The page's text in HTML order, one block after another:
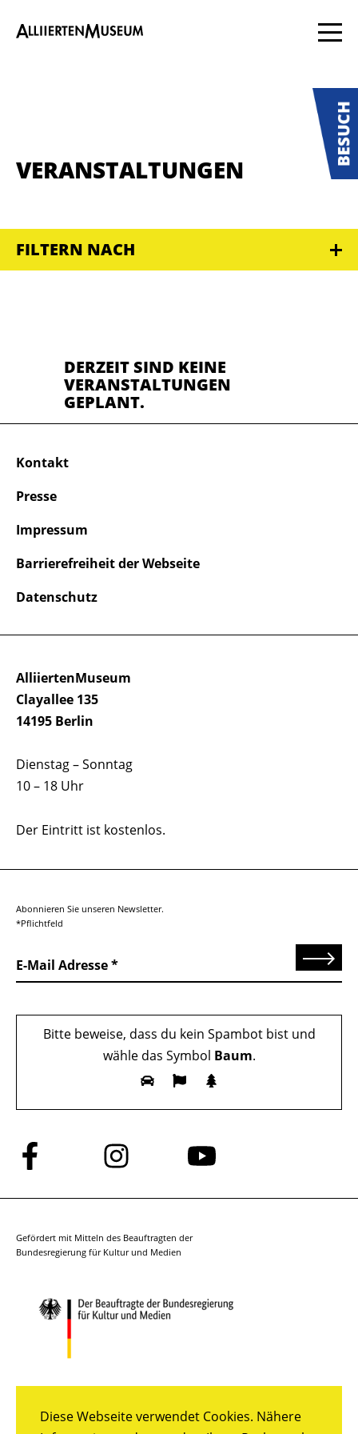
Diese Webseite verwendet Cookies. Nähere
VERANSTALTUNGEN
FILTERN NACH
DERZEIT SIND KEINE
VERANSTALTUNGEN
GEPLANT.
AlliiertenMuseum
Clayallee 135
14195 Berlin
Dienstag – Sonntag
10 – 18 Uhr
Der Eintritt ist kostenlos.
Kontakt
Presse
Impressum
Barrierefreiheit der Webseite
Datenschutz
Abonnieren Sie unseren Newsletter.
*Pflichtfeld
E-Mail Adresse Senden
Bitte beweise, dass du kein Spambot bist und
wähle das Symbol Baum.
Folge
uns
auf
Folge
uns
auf
Folge
auf
Gefördert mit Mitteln des Beauftragten der
Bundesregierung für Kultur und Medien